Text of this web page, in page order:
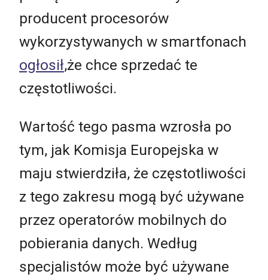
producent procesorów
wykorzystywanych w smartfonach
ogłosił,że chce sprzedać te
częstotliwości.
Wartość tego pasma wzrosła po
tym, jak Komisja Europejska w
maju stwierdziła, że częstotliwości
z tego zakresu mogą być używane
przez operatorów mobilnych do
pobierania danych. Według
specjalistów może być używane